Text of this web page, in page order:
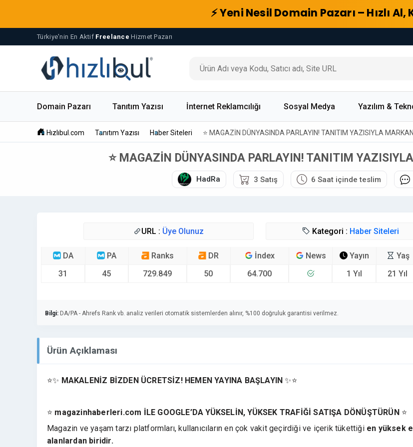
⚡ Yeni Nesil Domain Pazarı – Hızlı
Türkiye'nin En Aktif Freelance Hizmet Pazarı
Domain Pazarı Tanıtım Yazısı İnternet Reklamcılığı Sosyal Medya Yazılım &
Hızlıbul.com Tanıtım Yazısı Haber Siteleri ⭐ MAGAZİN DÜNYASINDA PARLAYIN! TANITIM YAZISIYLA
⭐ MAGAZİN DÜNYASINDA PARLAYIN! TANITIM
HadRa 3 Satış 6 Saat içinde teslim
URL : Üye Olunuz Kategori : Haber Siteleri
DA
31
PA
45
Ranks
729.849
DR
50
İndex
64.700
News
Yayın
1 Yıl
Yaş
21 Yıl
Bilgi: DA/PA - Ahrefs Rank vb. analiz verileri otomatik sistemlerden alınır, %100 doğruluk garantisi verilmez.
Ürün Açıklaması
⭐✨ MAKALENİZ BİZDEN ÜCRETSİZ! HEMEN YAYINA BAŞLAYIN ✨⭐
⭐ magazinhaberleri.com İLE GOOGLE’DA YÜKSELİN, YÜKSEK TRAFİĞİ SATIŞA DÖNÜŞTÜRÜN ⭐
Magazin ve yaşam tarzı platformları, kullanıcıların en çok vakit geçirdiği ve içerik tükettiği en yüksek
alanlardan biridir.